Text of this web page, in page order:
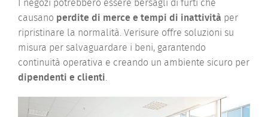
I negozi potrebbero essere bersagli di furti che
causano perdite di merce e tempi di inattività per
ripristinare la normalità. Verisure offre soluzioni su
misura per salvaguardare i beni, garantendo
continuità operativa e creando un ambiente sicuro per
dipendenti e clienti